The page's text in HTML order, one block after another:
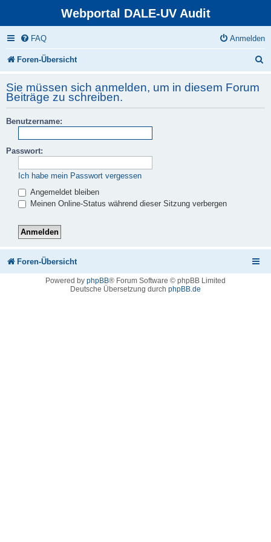
Webportal DALE-UV Audit
FAQ Anmelden
Foren-Übersicht
Sie müssen sich anmelden, um in diesem Forum
Beiträge zu schreiben.
Benutzername:
Passwort:
Ich habe mein Passwort vergessen
Angemeldet bleiben
Meinen Online-Status während dieser Sitzung verbergen
Foren-Übersicht
Powered by phpBB® Forum Software © phpBB Limited
Deutsche Übersetzung durch phpBB.de